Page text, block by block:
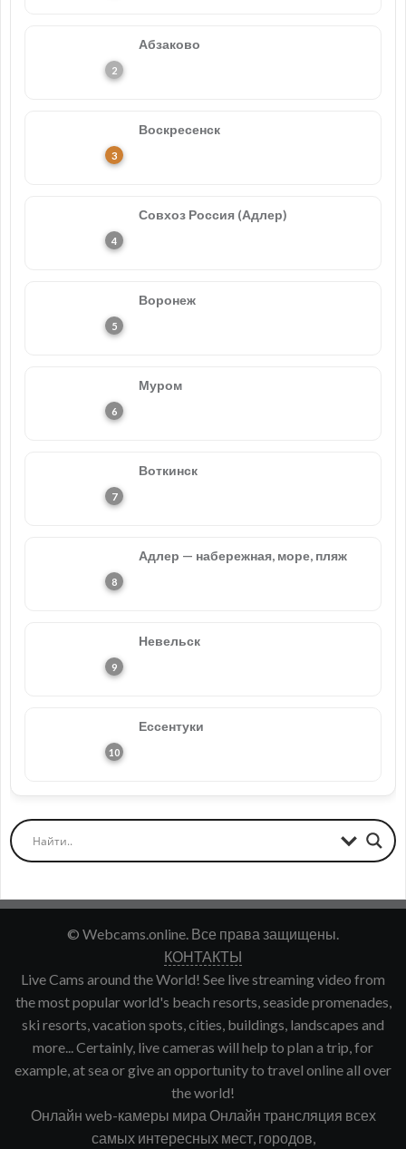
Абзаково
Воскресенск
Совхоз Россия (Адлер)
Воронеж
Муром
Воткинск
Адлер — набережная, море, пляж
Невельск
Ессентуки
© Webcams.online. Все права защищены.
КОНТАКТЫ
Live Cams around the World! See live streaming video from
the most popular world's beach resorts, seaside promenades,
ski resorts, vacation spots, cities, buildings, landscapes and
more... Certainly, live cameras will help to plan a trip, for
example, at sea or give an opportunity to travel online all over
the world!
Онлайн web-камеры мира Онлайн трансляция всех
самых интересных мест, городов,